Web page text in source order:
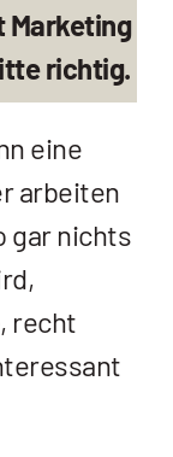
Marketing
richtig.
eine
arbeiten
gar nichts
recht